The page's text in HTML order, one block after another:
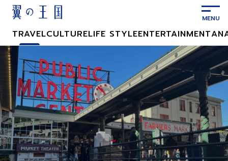
ン
に
ス
キ
ッ
プ
TRAVELCULTURELIFE STYLEENTERTAINMENT